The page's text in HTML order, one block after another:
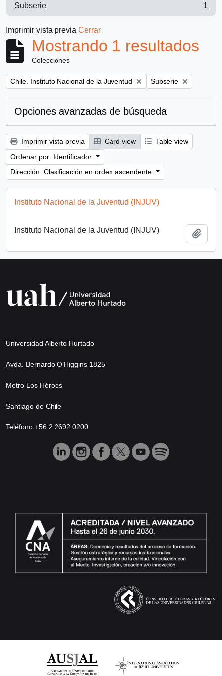
Subserie
, 1 resultados
1
Imprimir vista previa Cerrar
Mostrando 1 resultados
Colecciones
Remove filter:
Chile. Instituto Nacional de la Juventud Remove filter:
Subserie
Opciones avanzadas de búsqueda
Imprimir vista previa Card view
Table view
Ordenar por: Identificador
Dirección: Clasificación en orden ascendente
Instituto Nacional de la Juventud (INJUV)
Instituto Nacional de la Juventud (INJUV)
Universidad Alberto Hurtado
Avda. Bernardo O’Higgins 1825
Metro Los Héroes
Santiago de Chile
Teléfono +56 2 2692 0200